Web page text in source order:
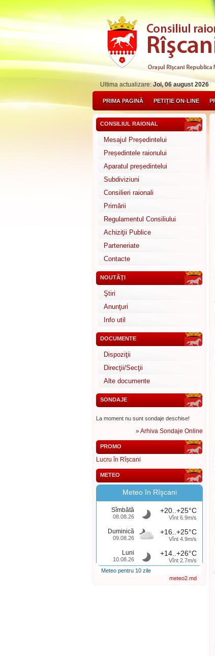
Ultima actualizare:Joi, 06 august 2026
PRIMA PAGINĂ PETIȚIE ON-LINE
CONSILIUL RAIONAL
Mesajul Președintelui
Președintele raionului
Aparatul președintelui
Subdiviziuni
Consilieri raionali
Primării
Regulamentul Consiliului
Achiziţii Publice
Parteneriate
Contacte
NOUTĂŢI
Ştiri
Anunţuri
Info util
DOCUMENTE
Dispoziţii
Direcţii/Secţii
Alte documente
SONDAJE
La moment nu sunt sondaje deschise!
»Arhiva Sondaje Online
PROMO
Lucru în Rîșcani
METEO
Meteo în Rîşcani
Sîmbătă
08.08.26
+20..+25°C
Vînt 6.9m/s
Duminică
09.08.26
+16..+25°C
Vînt 4.9m/s
Luni
10.08.26
+14..+26°C
Vînt 2.7m/s
Meteo pentru 10 zile
meteo2.md